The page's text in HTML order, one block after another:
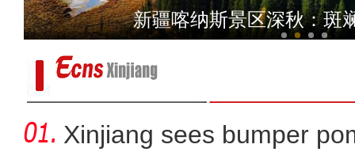
新疆叶城县菜农：四
新疆喀纳斯景区深秋：斑
Xinjiang sees bumper